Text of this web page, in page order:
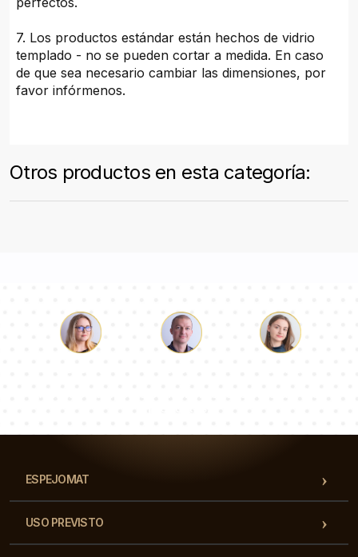
7. Los productos estándar están hechos de vidrio
templado - no se pueden cortar a medida. En caso
de que sea necesario cambiar las dimensiones, por
favor infórmenos.
Otros productos en esta categoría:
ESPEJOMAT
USO PREVISTO